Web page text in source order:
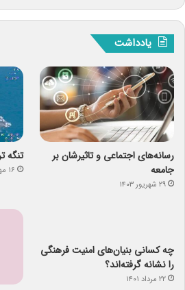
یادداشت
رسانه‌های اجتماعی و تاثیرشان بر
جامعه
۲۹ شهریور ۱۴۰۳
تنگه
۱۶ مهر ۱۴۰۴
چه کسانی بنیان‌های امنیت فرهنگی
را نشانه گرفته‌اند؟
۲۲ مرداد ۱۴۰۱